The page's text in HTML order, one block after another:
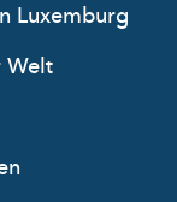
Luxemburg
Welt